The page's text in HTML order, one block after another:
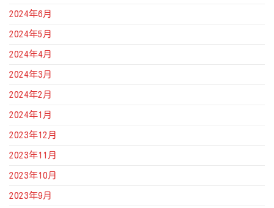
2024年6月
2024年5月
2024年4月
2024年3月
2024年2月
2024年1月
2023年12月
2023年11月
2023年10月
2023年9月